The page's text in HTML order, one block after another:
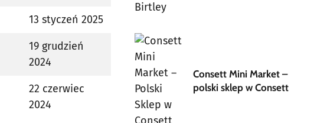
13 styczeń 2025
19 grudzień
2024
22 czerwiec
2024
Consett Mini Market –
polski sklep w Consett